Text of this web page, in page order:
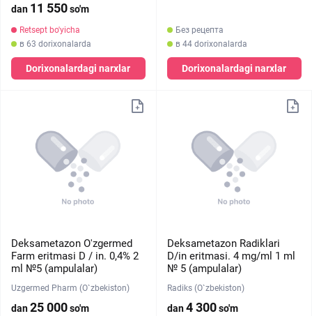
dan 11 550so'm
Retsept bo'yicha
в 63 dorixonalarda
Dorixonalardagi narxlar
Без рецепта
в 44 dorixonalarda
Dorixonalardagi narxlar
Deksametazon O'zgermed
Farm eritmasi D / in. 0,4% 2
ml №5 (ampulalar)
Uzgermed Pharm (O`zbekiston)
dan25 000so'm
Deksametazon Radiklari
D/in eritmasi. 4 mg/ml 1 ml
№ 5 (ampulalar)
Radiks (O`zbekiston)
dan4 300so'm